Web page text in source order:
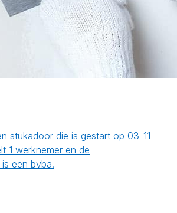
stukadoor die is gestart op 03-11-
1 werknemer en de
een bvba.